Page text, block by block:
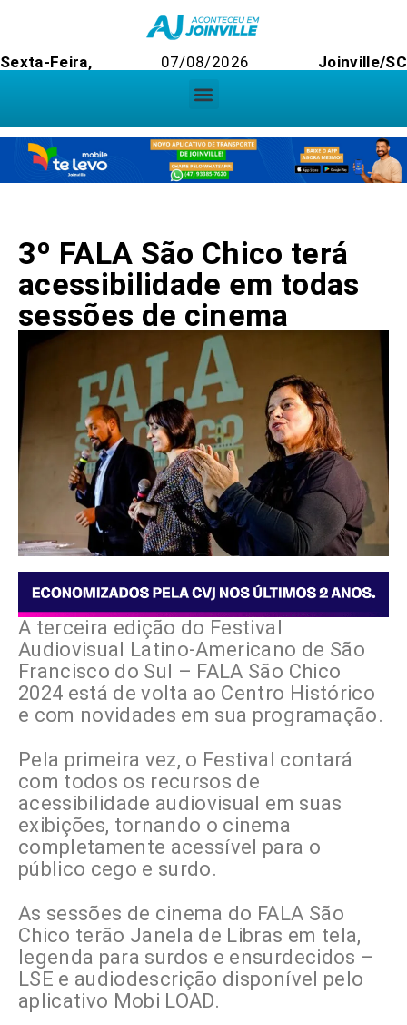
Sexta-Feira, 07/08/2026 Joinville/SC
3º FALA São Chico terá
acessibilidade em todas
sessões de cinema
A terceira edição do Festival
Audiovisual Latino-Americano de São
Francisco do Sul – FALA São Chico
2024 está de volta ao Centro Histórico
e com novidades em sua programação.
Pela primeira vez, o Festival contará
com todos os recursos de
acessibilidade audiovisual em suas
exibições, tornando o cinema
completamente acessível para o
público cego e surdo.
As sessões de cinema do FALA São
Chico terão Janela de Libras em tela,
legenda para surdos e ensurdecidos –
LSE e audiodescrição disponível pelo
aplicativo Mobi LOAD.